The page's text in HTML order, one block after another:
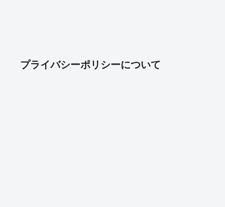
プライバシーポリシーについて